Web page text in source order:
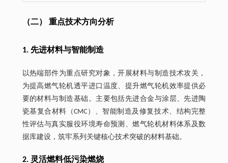
（二） 重点技术方向分析
1. 先进材料与智能制造
以热端部件为重点研究对象，开展材料与制造技术攻关，
为提高燃气轮机透平进口温度、提升燃气轮机效率提供必
要的材料与制造基础。主要包括先进合金与涂层、先进陶
瓷基复合材料（CMC）、智能制造及修复技术、结构完整
性评估与真实服役环境寿命预测、燃气轮机材料体系及数
据库建设，筑牢系列关键核心技术突破的材料基础。
2. 灵活燃料低污染燃烧